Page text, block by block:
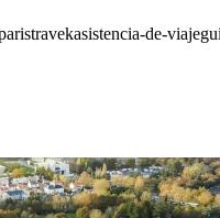
travekasistencia-de-viaje